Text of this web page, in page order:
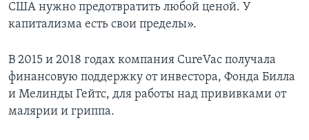
США нужно предотвратить любой ценой. У
капитализма есть свои пределы».
В 2015 и 2018 годах компания CureVac получала
финансовую поддержку от инвестора, Фонда Билла
и Мелинды Гейтс, для работы над прививками от
малярии и гриппа.